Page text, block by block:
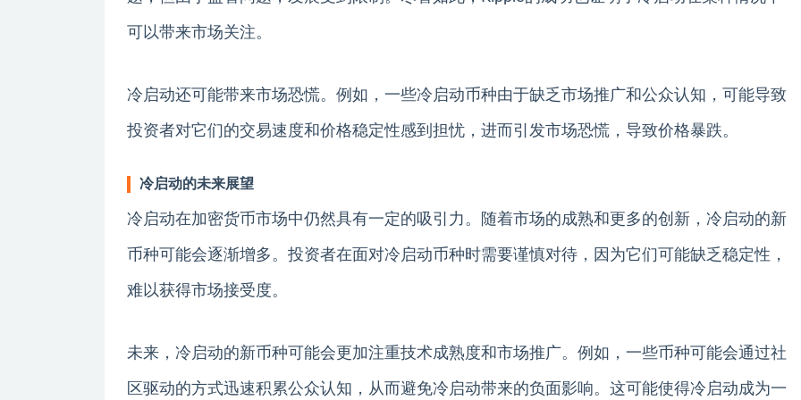
可以带来市场关注。
冷启动还可能带来市场恐慌。例如，一些冷启动币种由于缺乏市场推广和公众认知，可能导致
投资者对它们的交易速度和价格稳定性感到担忧，进而引发市场恐慌，导致价格暴跌。
冷启动的未来展望
冷启动在加密货币市场中仍然具有一定的吸引力。随着市场的成熟和更多的创新，冷启动的新
币种可能会逐渐增多。投资者在面对冷启动币种时需要谨慎对待，因为它们可能缺乏稳定性，
难以获得市场接受度。
未来，冷启动的新币种可能会更加注重技术成熟度和市场推广。例如，一些币种可能会通过社
区驱动的方式迅速积累公众认知，从而避免冷启动带来的负面影响。这可能使得冷启动成为一